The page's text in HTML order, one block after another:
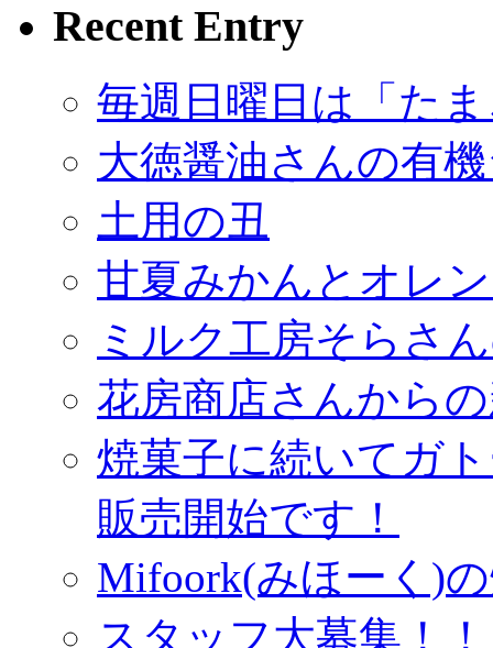
Recent Entry
毎週日曜日は「た
大徳醤油さんの有
土用の丑
甘夏みかんとオレ
ミルク工房そらさ
花房商店さんから
焼菓子に続いてガ
販売開始です！
Mifoork(みほーく)
スタッフ大募集！